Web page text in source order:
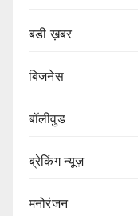
बडी ख़बर
बिजनेस
बॉलीवुड
ब्रेकिंग न्यूज़
मनोरंजन